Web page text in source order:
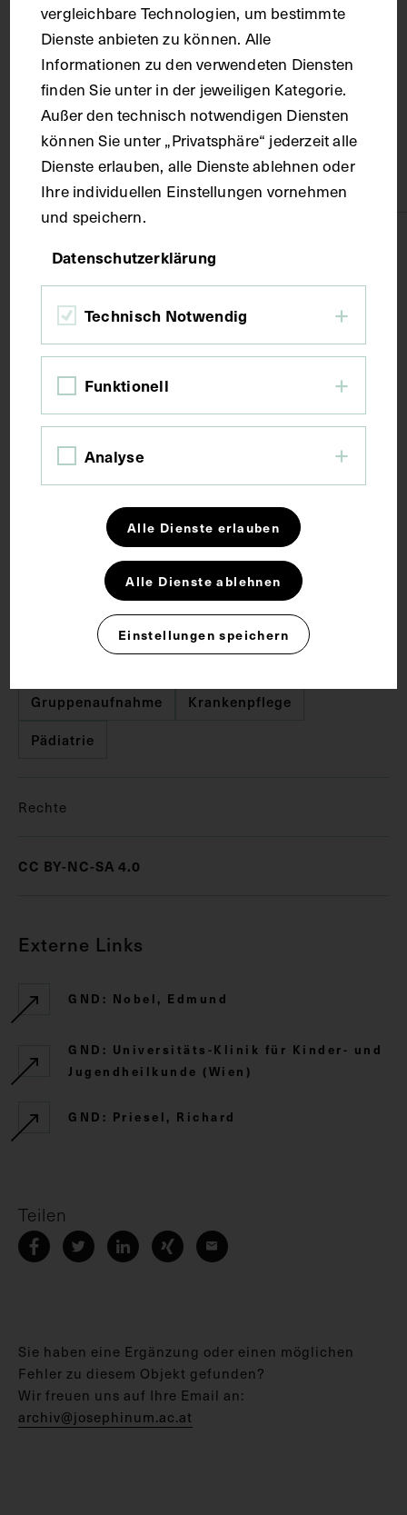
Wien
Material
Papier
Maße
Bildmaß 12,8 x 17,7 cm
Die Vorlage stammte aus dem Jahr 1930.
Schlagwörter
Gruppenaufnahme
Krankenpflege
Pädiatrie
Rechte
CC BY-NC-SA 4.0
Externe Links
GND: Nobel, Edmund
GND: Universitäts-Klinik für Kinder- und
Jugendheilkunde (Wien)
GND: Priesel, Richard
Teilen
Sie haben eine Ergänzung oder einen möglichen
Fehler zu diesem Objekt gefunden?
Wir freuen uns auf Ihre Email an:
archiv@josephinum.ac.at
vergleichbare Technologien, um bestimmte
Dienste anbieten zu können. Alle
Informationen zu den verwendeten Diensten
finden Sie unter in der jeweiligen Kategorie.
Außer den technisch notwendigen Diensten
können Sie unter „Privatsphäre“ jederzeit alle
Dienste erlauben, alle Dienste ablehnen oder
Ihre individuellen Einstellungen vornehmen
und speichern.
Datenschutzerklärung
Technisch Notwendig
Funktionell
Analyse
Alle Dienste erlauben
Alle Dienste ablehnen
Einstellungen speichern